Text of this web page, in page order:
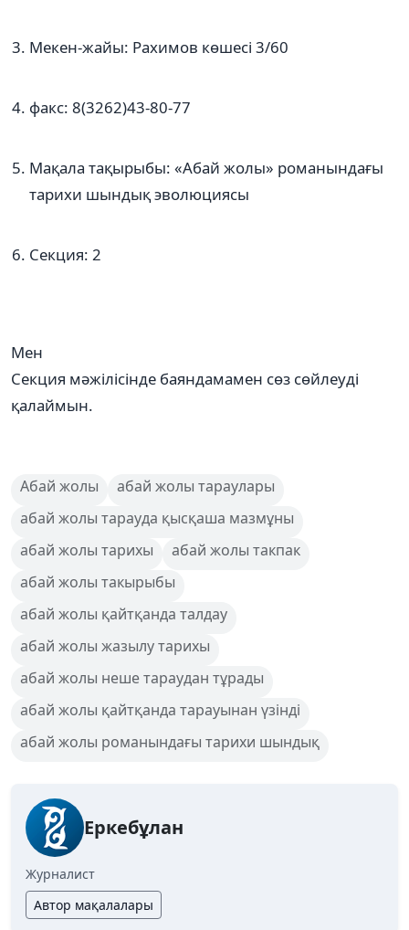
Мекен-жайы: Рахимов көшесі 3/60
факс: 8(3262)43-80-77
Мақала тақырыбы: «Абай жолы» романындағы
тарихи шындық эволюциясы
Секция: 2
Мен
Секция мәжілісінде баяндамамен сөз сөйлеуді
қалаймын.
Абай жолы
абай жолы тараулары
абай жолы тарауда қысқаша мазмұны
абай жолы тарихы
абай жолы такпак
абай жолы такырыбы
абай жолы қайтқанда талдау
абай жолы жазылу тарихы
абай жолы неше тараудан тұрады
абай жолы қайтқанда тарауынан үзінді
абай жолы романындағы тарихи шындық
Еркебұлан
Журналист
Автор мақалалары